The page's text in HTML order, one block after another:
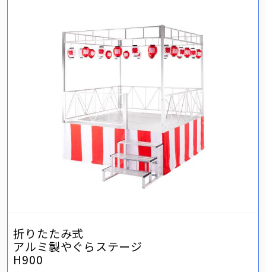
折りたたみ式
アルミ製やぐらステージ
H900